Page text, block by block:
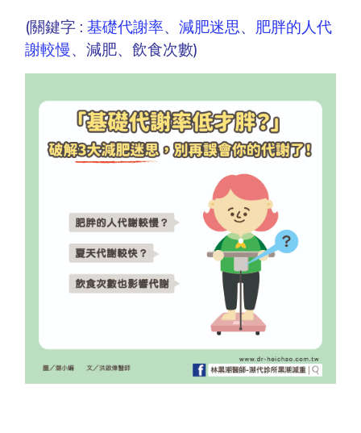
(關鍵字 :基礎代謝率、減肥迷思、 肥胖的人代
謝較慢、減肥、飲食次數)